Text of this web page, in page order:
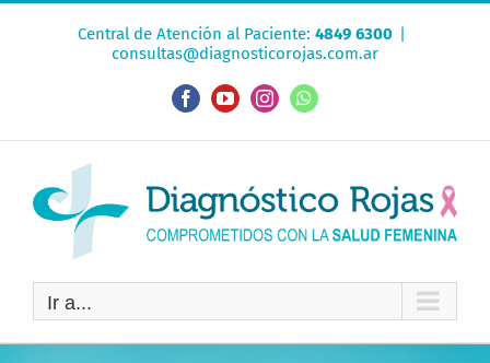
Central de Atención al Paciente: 4849 6300 |
consultas@diagnosticorojas.com.ar
FacebookYouTubeInstagramWhatsApp
Ir a...